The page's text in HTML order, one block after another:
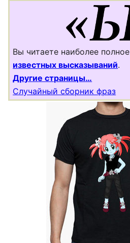
Вы читаете наиболее
известных высказываний.
Другие страницы…
Случайный сборник фраз